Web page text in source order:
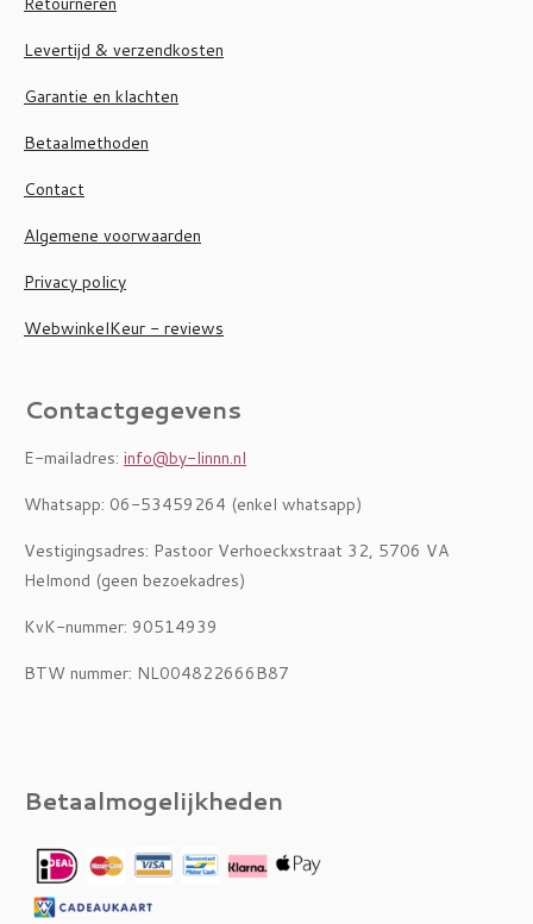
Levertijd & verzendkosten
Garantie en klachten
Betaalmethoden
Contact
Algemene voorwaarden
Privacy policy
WebwinkelKeur - reviews
Contactgegevens
E-mailadres: info@by-linnn.nl
Whatsapp: 06-53459264 (enkel whatsapp)
Vestigingsadres: Pastoor Verhoeckxstraat 32, 5706 VA
Helmond (geen bezoekadres)
KvK-nummer: 90514939
BTW nummer: NL004822666B87
Betaalmogelijkheden